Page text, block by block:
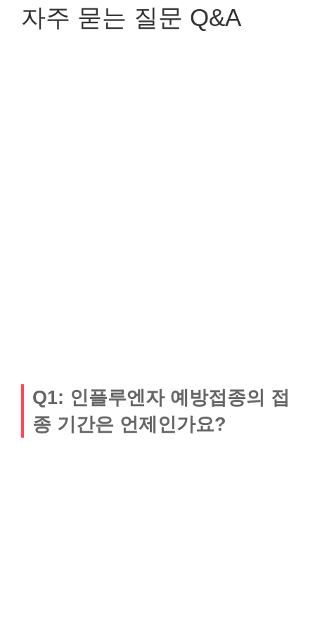
자주 묻는 질문 Q&A
Q1: 인플루엔자 예방접종의 접
종 기간은 언제인가요?